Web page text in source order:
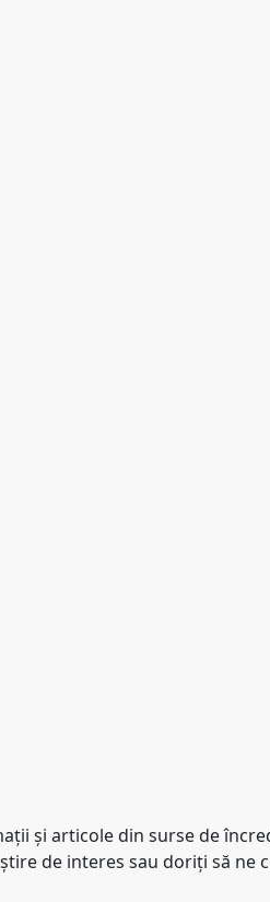
şi articole din surse de
de interes sau doriţi să